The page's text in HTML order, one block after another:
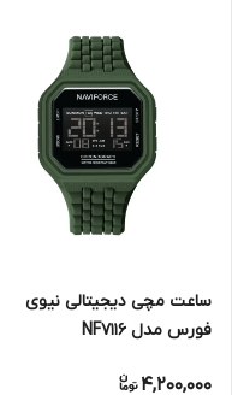
ساعت مچی دیجیتالی نیوی
فورس مدل NF7116
4,200,000